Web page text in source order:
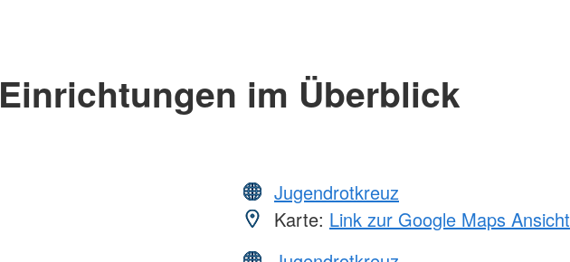
Einrichtungen im Überblick
Jugendrotkreuz
Karte: Link zur Google Maps Ansicht